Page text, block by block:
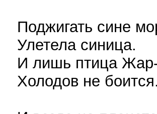
Поджигать сине
Улетела синица.
И лишь птица
Холодов не